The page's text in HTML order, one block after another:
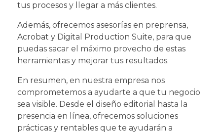
tus procesos y llegar a más clientes.
Además, ofrecemos asesorías en preprensa,
Acrobat y Digital Production Suite, para que
puedas sacar el máximo provecho de estas
herramientas y mejorar tus resultados.
En resumen, en nuestra empresa nos
comprometemos a ayudarte a que tu negocio
sea visible. Desde el diseño editorial hasta la
presencia en línea, ofrecemos soluciones
prácticas y rentables que te ayudarán a